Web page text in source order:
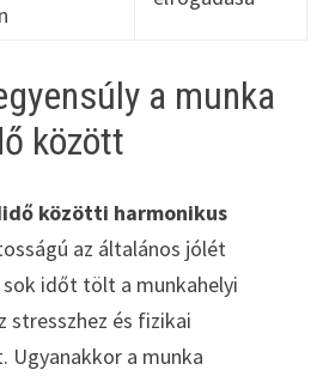
a munka
között
közötti harmonikus
az általános jólét
időt tölt a munkahelyi
stresszhez és fizikai
Ugyanakkor a munka